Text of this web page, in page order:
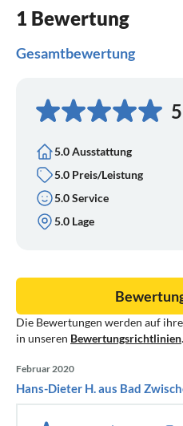
1 Bewertung
Gesamtbewertung
5.0 Ausstattung
5.0 Preis/Leistung
5.0 Service
5.0 Lage
Die Bewertungen werden auf
in unseren Bewertungsrichtlinien.
Februar 2020
Hans-Dieter H. aus Bad